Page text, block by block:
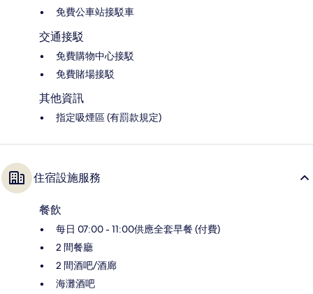
免費公車站接駁車
交通接駁
免費購物中心接駁
免費賭場接駁
其他資訊
指定吸煙區 (有罰款規定)
住宿設施服務
餐飲
每日 07:00 - 11:00供應全套早餐 (付費)
2 間餐廳
2 間酒吧/酒廊
海灘酒吧